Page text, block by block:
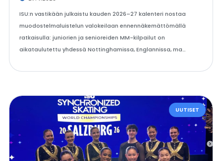
ISU:n vastikään julkaistu kauden 2026–27 kalenteri nostaa
muodostelmaluistelun valokeilaan ennennäkemättömällä
ratkaisulla: juniorien ja senioreiden MM-kilpailut on
aikataulutettu yhdessä Nottinghamissa, Englannissa, ma…
UUTISET